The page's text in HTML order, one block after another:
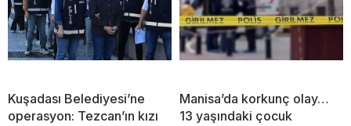
Kuşadası Belediyesi’ne
operasyon: Tezcan’ın kızı
Manisa’da korkunç olay…
13 yaşındaki çocuk